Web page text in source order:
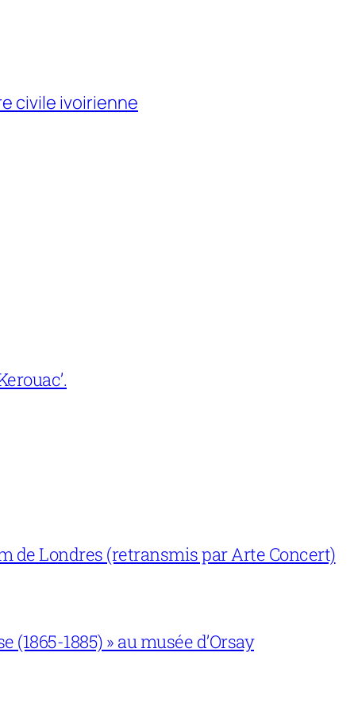
civile ivoirienne
de Londres (retransmis par Arte Concert)
1885) » au musée d’Orsay